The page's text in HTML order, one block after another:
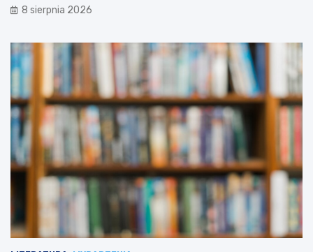
8 sierpnia 2026